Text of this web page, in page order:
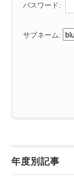
パスワード:
サブネーム:
年度別記事